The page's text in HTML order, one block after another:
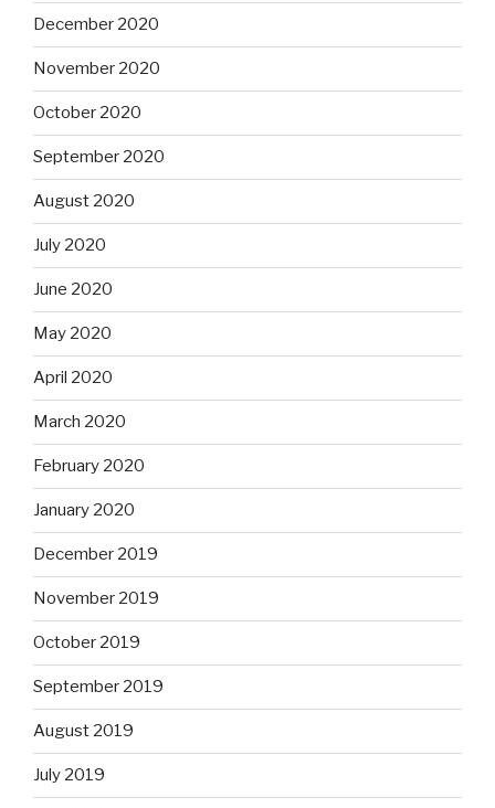
December 2020
November 2020
October 2020
September 2020
August 2020
July 2020
June 2020
May 2020
April 2020
March 2020
February 2020
January 2020
December 2019
November 2019
October 2019
September 2019
August 2019
July 2019